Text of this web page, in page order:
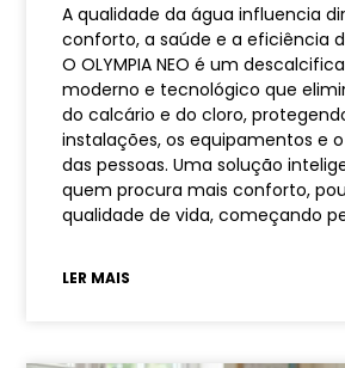
A qualidade da água influencia
conforto, a saúde e a eficiência
O OLYMPIA NEO é um
moderno e tecnológico que
do calcário e do cloro,
instalações, os equipamentos e
das pessoas. Uma solução
quem procura mais conforto,
qualidade de vida, começando
LER MAIS